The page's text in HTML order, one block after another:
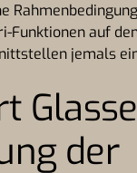
Funktionen auf
jemals
der